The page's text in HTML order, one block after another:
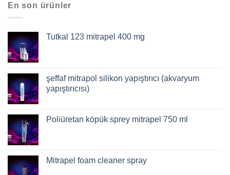
En son ürünler
Tutkal 123 mitrapel 400 mg
şeffaf mitrapol silikon yapıştırıcı (akvaryum
yapıştırıcısı)
Poliüretan köpük sprey mitrapel 750 ml
Mitrapel foam cleaner spray